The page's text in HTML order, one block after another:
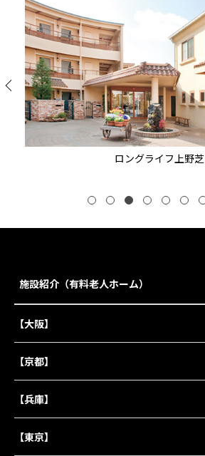
ロングライフ上野芝
施設紹介（有料老人ホーム）
【大阪】
【京都】
【兵庫】
【東京】